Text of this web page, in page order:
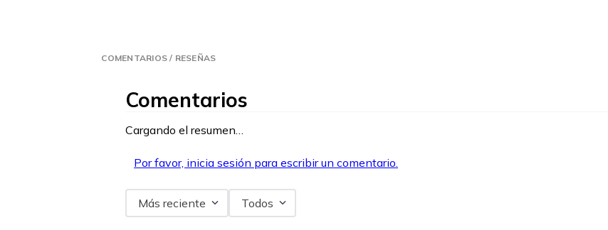
COMENTARIOS / RESEÑAS
Comentarios
Cargando el resumen…
Por favor, inicia sesión para escribir un comentario.
Más reciente Todos